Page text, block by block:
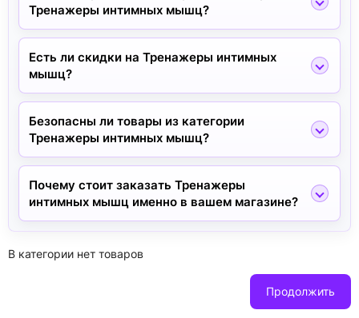
Тренажеры интимных мышц?
Есть ли скидки на Тренажеры интимных
мышц?
Безопасны ли товары из категории
Тренажеры интимных мышц?
Почему стоит заказать Тренажеры
интимных мышц именно в вашем магазине?
В категории нет товаров
Продолжить